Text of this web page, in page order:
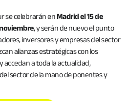
se celebrarán enMadrid el 15 de
, y serán de nuevo el punto
inversores y empresas del sector
alianzas estratégicas con los
accedan a toda la actualidad,
sector de la mano de ponentes y